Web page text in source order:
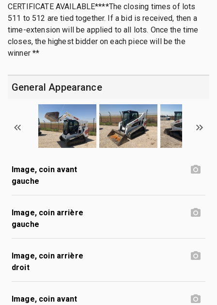
CERTIFICATE AVAILABLE****The closing times of lots
511 to 512 are tied together. If a bid is received, then a
time-extension will be applied to all lots. Once the time
closes, the highest bidder on each piece will be the
winner **
General Appearance
Image, coin avant
gauche
Image, coin arrière
gauche
Image, coin arrière
droit
Image, coin avant